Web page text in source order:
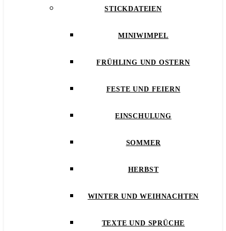
STICKDATEIEN
MINIWIMPEL
FRÜHLING UND OSTERN
FESTE UND FEIERN
EINSCHULUNG
SOMMER
HERBST
WINTER UND WEIHNACHTEN
TEXTE UND SPRÜCHE